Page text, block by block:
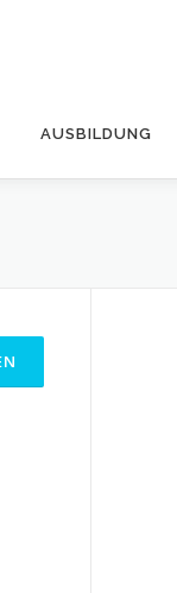
AUSBILDUNG